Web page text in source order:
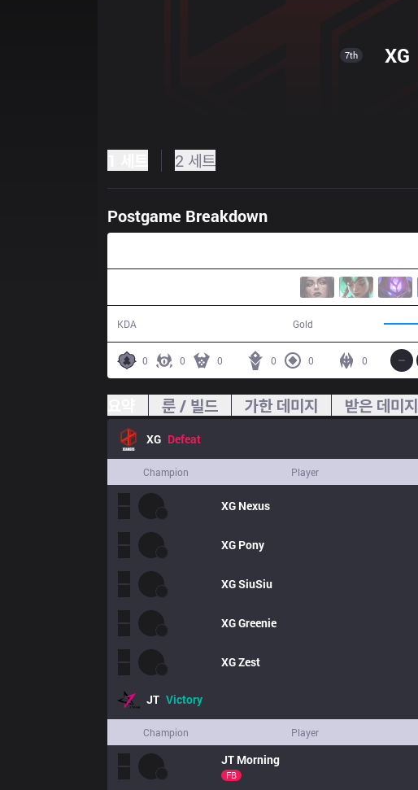
7th XG
2 세트
Postgame Breakdown
KDA Gold
0 0 0 0 0 0
룬 / 빌드 가한 데미지 받은 데미지
XG Defeat
Champion Player
XG Nexus
XG Pony
XGSiuSiu
XGGreenie
XGZest
JT Victory
Champion Player
JT Morning
FB